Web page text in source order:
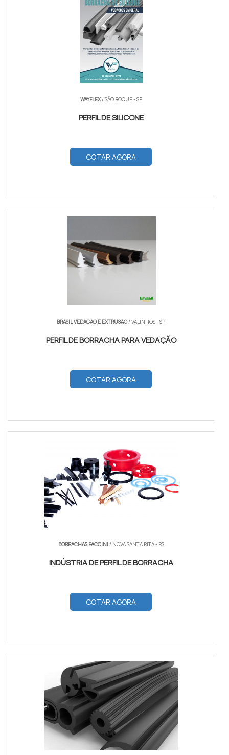
WAYFLEX/ SÃO ROQUE - SP
PERFIL DE SILICONE
COTAR AGORA
BRASIL VEDACAO E EXTRUSAO/ VALINHOS - SP
PERFIL DE BORRACHA PARA VEDAÇÃO
COTAR AGORA
BORRACHAS FACCINI/ NOVA SANTA RITA - RS
INDÚSTRIA DE PERFIL DE BORRACHA
COTAR AGORA